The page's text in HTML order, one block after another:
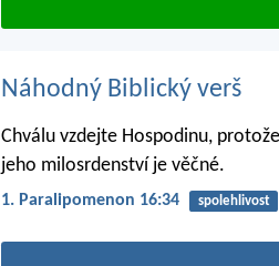
Náhodný Biblický verš
Chválu vzdejte Hospodinu,
jeho milosrdenství je věčné.
1. Paralipomenon 16:34 spolehlivost